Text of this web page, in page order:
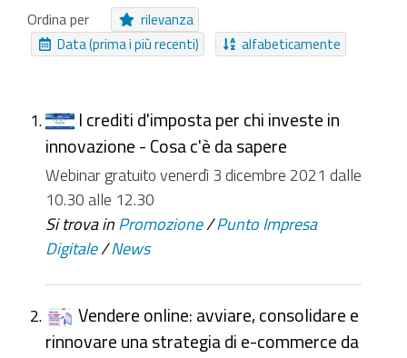
Pagamento Online
EasyForm
Canale Immagine
Pagina
Evento
Collezione Inviabile
Moduli
NUOVI ELEMENTI DA
Da ieri
Nell'ultima settimana
Nell'ultimo mese
Ordina per
rilevanza
Data (prima i più recenti)
alfabeticamente
I crediti d'imposta per chi investe in
innovazione - Cosa c'è da sapere
Webinar gratuito venerdì 3 dicembre 2021 dalle
10.30 alle 12.30
Si trova in Promozione /Punto Impresa
Digitale /News
Vendere online: avviare, consolidare e
rinnovare una strategia di e-commerce da